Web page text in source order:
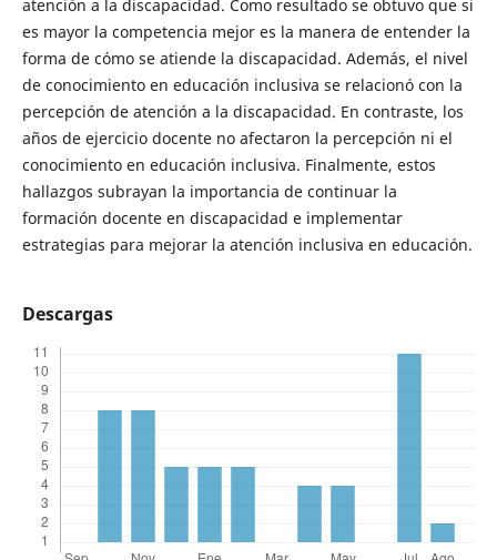
atención a la discapacidad. Como resultado se obtuvo que si
es mayor la competencia mejor es la manera de entender la
forma de cómo se atiende la discapacidad. Además, el nivel
de conocimiento en educación inclusiva se relacionó con la
percepción de atención a la discapacidad. En contraste, los
años de ejercicio docente no afectaron la percepción ni el
conocimiento en educación inclusiva. Finalmente, estos
hallazgos subrayan la importancia de continuar la
formación docente en discapacidad e implementar
estrategias para mejorar la atención inclusiva en educación.
Descargas